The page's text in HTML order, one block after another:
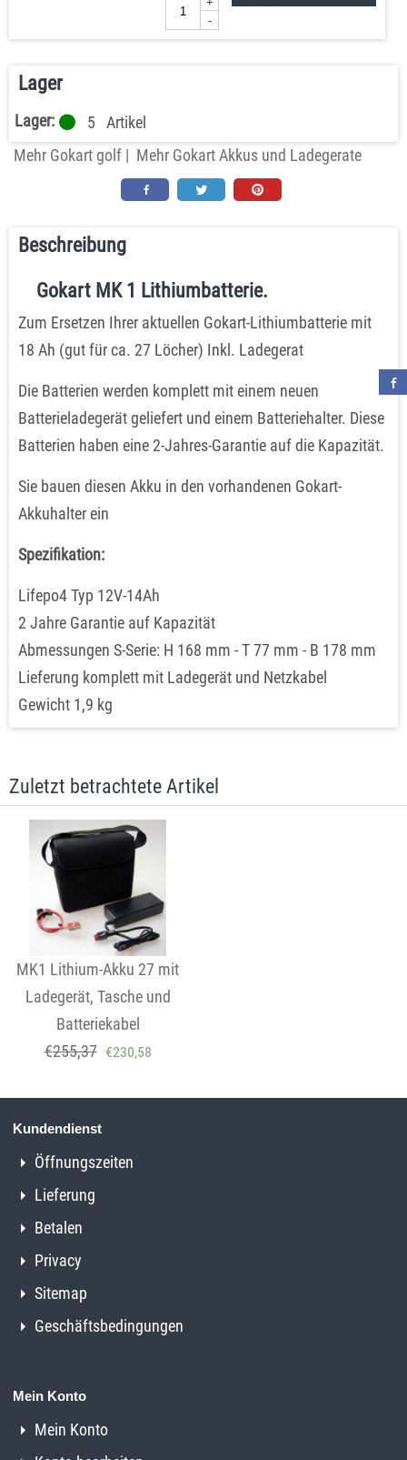
-
Lager
Lager: 5
Artikel
Mehr Gokart golf | Mehr Gokart Akkus und Ladegerate
Beschreibung
Gokart MK 1 Lithiumbatterie.
Zum Ersetzen Ihrer aktuellen Gokart-Lithiumbatterie mit
18 Ah (gut für ca. 27 Löcher) Inkl. Ladegerat
Die Batterien werden komplett mit einem neuen
Batterieladegerät geliefert und einem Batteriehalter. Diese
Batterien haben eine 2-Jahres-Garantie auf die Kapazität.
Sie bauen diesen Akku in den vorhandenen Gokart-
Akkuhalter ein
Spezifikation:
Lifepo4 Typ 12V-14Ah
2 Jahre Garantie auf Kapazität
Abmessungen S-Serie: H 168 mm - T 77 mm - B 178 mm
Lieferung komplett mit Ladegerät und Netzkabel
Gewicht 1,9 kg
Zuletzt betrachtete Artikel
MK1 Lithium-Akku 27 mit
Ladegerät, Tasche und
Batteriekabel
€255,37 €230,58
Kundendienst
Öffnungszeiten
Lieferung
Betalen
Privacy
Sitemap
Geschäftsbedingungen
Mein Konto
Mein Konto